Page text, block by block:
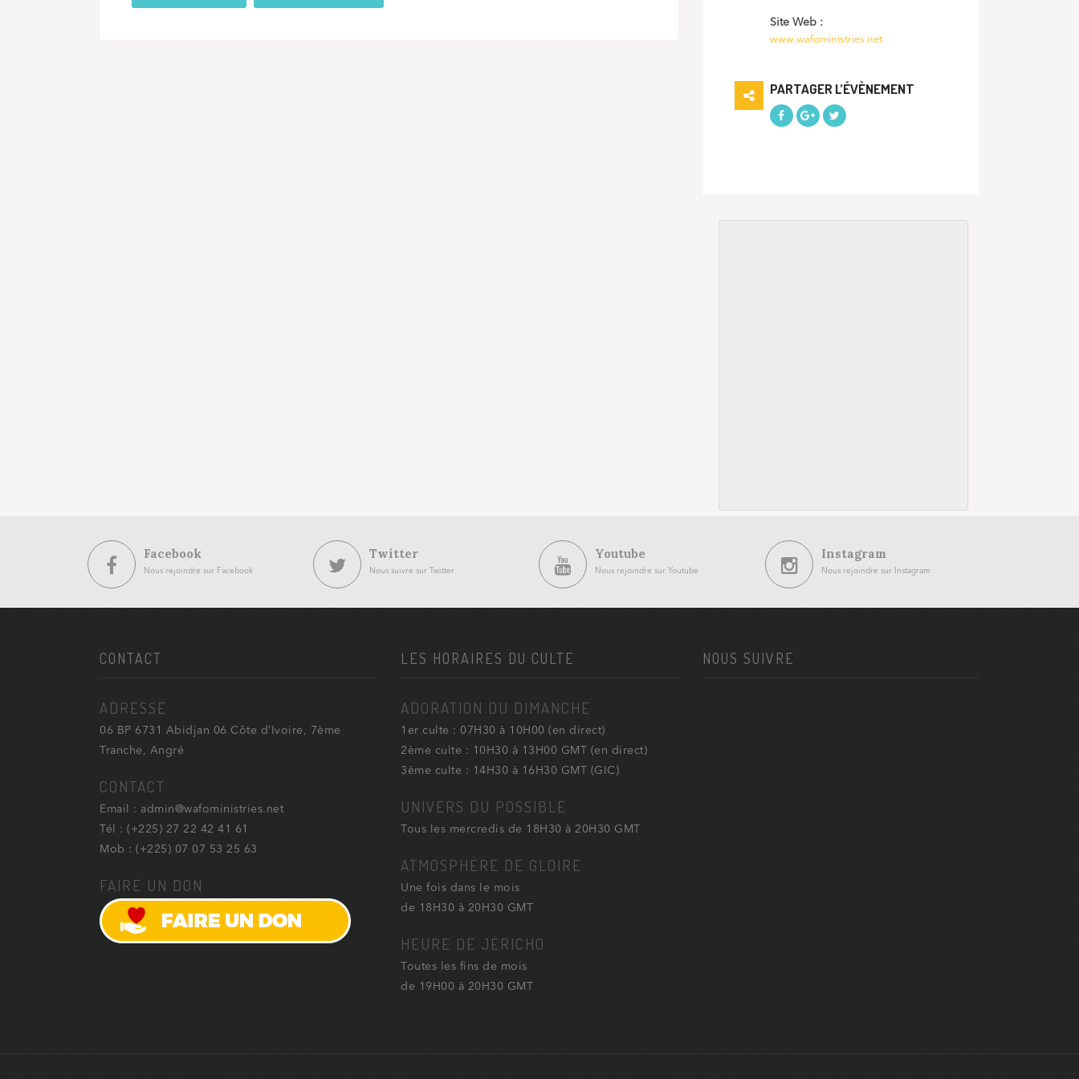
Site Web :
www.wafoministries.net
PARTAGER L’ÉVÈNEMENT
Facebook
Nous rejoindre sur Facebook
Twitter
Nous suivre sur Twitter
Youtube
Nous rejoindre sur Youtube
Instagram
Nous rejoindre sur Instagram
CONTACT
ADRESSE
06 BP 6731 Abidjan 06 Côte d’Ivoire, 7ème
Tranche, Angré
CONTACT
Email : admin@wafoministries.net
Tél : (+225) 27 22 42 41 61
Mob : (+225) 07 07 53 25 63
FAIRE UN DON
LES HORAIRES DU CULTE
ADORATION DU DIMANCHE
1er culte : 07H30 à 10H00 (en direct)
2ème culte : 10H30 à 13H00 GMT (en direct)
3ème culte : 14H30 à 16H30 GMT (GIC)
UNIVERS DU POSSIBLE
Tous les mercredis de 18H30 à 20H30 GMT
ATMOSPHÈRE DE GLOIRE
Une fois dans le mois
de 18H30 à 20H30 GMT
HEURE DE JÉRICHO
Toutes les fins de mois
de 19H00 à 20H30 GMT
NOUS SUIVRE